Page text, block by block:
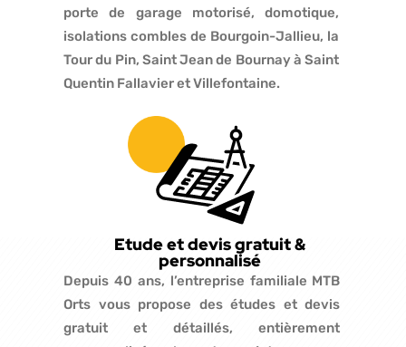
porte de garage motorisé, domotique,
isolations combles de Bourgoin-Jallieu, la
Tour du Pin, Saint Jean de Bournay à Saint
Quentin Fallavier et Villefontaine.
Etude et devis gratuit &
personnalisé
Depuis 40 ans, l’entreprise familiale MTB
Orts vous propose des études et devis
gratuit et détaillés, entièrement